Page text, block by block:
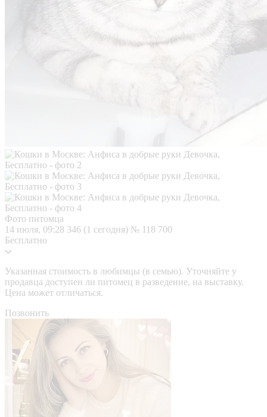
Фото питомца
14 июля, 09:28 346 (1 сегодня) № 118 700
Бесплатно
Указанная стоимость в любимцы (в семью). Уточняйте у
продавца доступен ли питомец в разведение, на выставку.
Цена может отличаться.
Позвонить